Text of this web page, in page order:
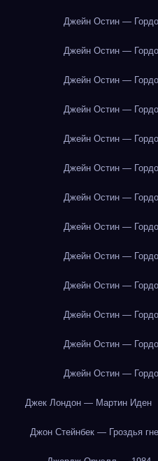
Джейн Остин —
Джейн Остин —
Джейн Остин —
Джейн Остин —
Джейн Остин —
Джейн Остин —
Джейн Остин —
Джейн Остин —
Джейн Остин —
Джейн Остин —
Джейн Остин —
Джейн Остин —
Джейн Остин —
Джек Лондон — Мартин Иден
Джон Стейнбек — Гроздья